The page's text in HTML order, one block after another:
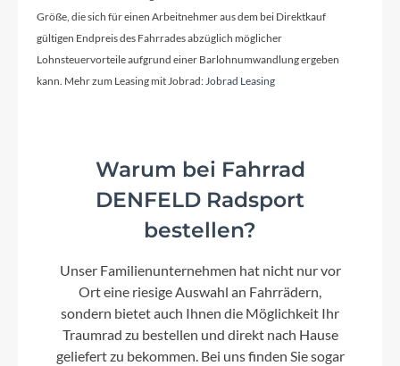
Vorbau
STYX A-Head Vorbau
Modelljahr
2024
Hinterrad Nabe
SHIMANO Nexus inter 7 Nabenschaltung mit
Rücktritt
Größe, die sich für einen Arbeitnehmer aus dem bei Direktkauf
gültigen Endpreis des Fahrrades abzüglich möglicher
Lohnsteuervorteile aufgrund einer Barlohnumwandlung ergeben
kann. Mehr zum Leasing mit Jobrad:Jobrad Leasing
Warum bei Fahrrad
DENFELD Radsport
bestellen?
Unser Familienunternehmen hat nicht nur vor
Ort eine riesige Auswahl an Fahrrädern,
sondern bietet auch Ihnen die Möglichkeit Ihr
Traumrad zu bestellen und direkt nach Hause
geliefert zu bekommen. Bei uns finden Sie sogar